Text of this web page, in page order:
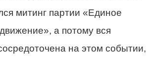
митинг партии «Единое
а потому вся
на этом событии,